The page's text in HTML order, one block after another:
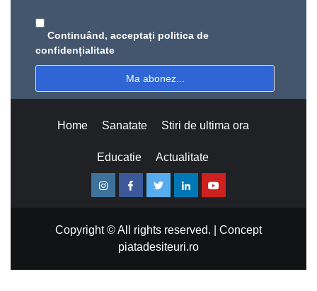
Continuând, acceptați politica de
confidențialitate
Home Sanatate Stiri de ultima ora
Educatie Actualitate
InstagramFacebookTwitterLinkedinYoutube
Copyright © All rights reserved.
Concept
piatadesiteuri.ro